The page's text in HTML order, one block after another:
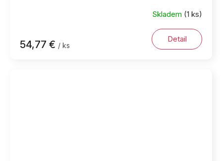
Skladem (1 ks)
54,77 € / ks
Detail